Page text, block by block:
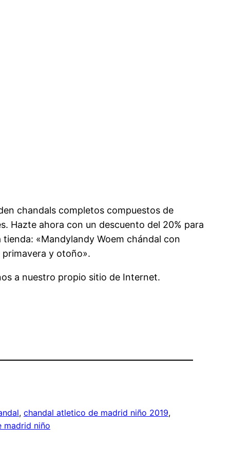
chandals completos compuestos de
Hazte ahora con un descuento del 20% para
«Mandylandy Woem chándal con
y otoño».
a nuestro propio sitio de Internet.
, chandal atletico de madrid niño 2019
madrid niño